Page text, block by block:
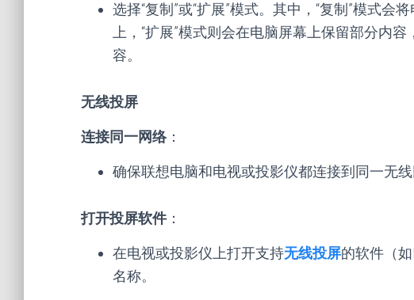
选择“复制”或“扩展”模式。其中，“复制”模式会
上，“扩展”模式则会在电脑屏幕上保留部分内
容。
无线投屏
连接同一网络：
确保联想电脑和电视或投影仪都连接到同一无线
打开投屏软件：
在电视或投影仪上打开支持无线投屏的软件（
名称。